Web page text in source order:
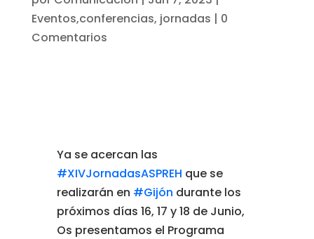
Eventos,conferencias, jornadas | 0
Comentarios
Ya se acercan las
#XIVJornadasASPREH que se
realizarán en #Gijón durante los
próximos días 16, 17 y 18 de Junio,
Os presentamos el Programa